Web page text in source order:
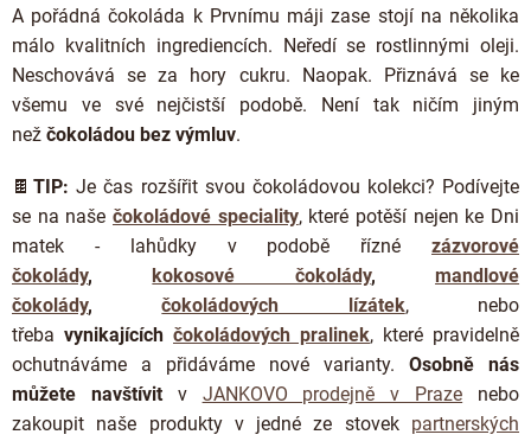
A pořádná čokoláda k Prvnímu máji zase stojí na několika
málo kvalitních ingrediencích. Neředí se rostlinnými oleji.
Neschovává se za hory cukru. Naopak. Přiznává se ke
všemu ve své nejčistší podobě. Není tak ničím jiným
než čokoládou bez výmluv.
🍫TIP: Je čas rozšířit svou čokoládovou kolekci? Podívejte
se na naše čokoládové speciality, které potěší nejen ke Dni
matek - lahůdky
v podobě říznézázvorové
čokolády, kokosové čokolády,
mandlové
čokolády, čokoládových lízátek, nebo
třeba vynikajících čokoládových pralinek, které pravidelně
ochutnáváme a přidáváme nové varianty.
Osobně nás
můžete navštívit
v JANKOVO prodejně v Praze
nebo
zakoupit naše produkty v jedné ze stovek partnerských